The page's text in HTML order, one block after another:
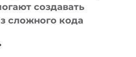
создавать
сложного кода